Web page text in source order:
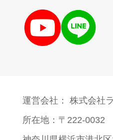
運営会社： 株式会社
所在地：〒222-0032